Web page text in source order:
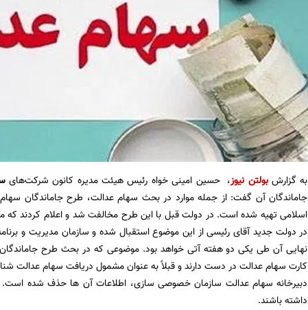
به گزارشبولتن نیوز، حسین امینی خواه رئیس هیئت مدیره کانون شرکت‌های
جاماندگان آن گفت: از جمله موارد در بحث سهام عدالت، طرح جاماندگان
اسلامی تهیه شده است. در دولت قبل با این طرح مخالفت شد و اعلام کردند که
در دولت جدید آقای رئیسی از این موضوع استقبال شده و سازمان مدیریت و
نهایی آن طی یکی دو هفته آتی خواهد بود. موضوعی که در بحث طرح
کارت سهام عدالت در دست دارند و قبلاً به عنوان مشمول دریافت سهام عدالت
دبیرخانه سهام عدالت سازمان خصوصی سازی، اطلاعات آن ها حذف شده است.
داشته باشند.